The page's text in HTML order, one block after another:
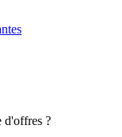
d'offres ?